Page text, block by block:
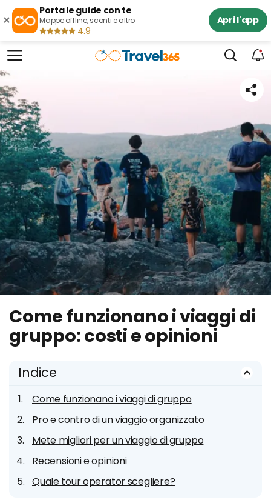
×
Porta le guide con te
Mappe offline, sconti e altro
4.9
Apri l'app
Come funzionano i viaggi di
gruppo: costi e opinioni
Indice
Come funzionano i viaggi di gruppo
Pro e contro di un viaggio organizzato
Mete migliori per un viaggio di gruppo
Recensioni e opinioni
Quale tour operator scegliere?